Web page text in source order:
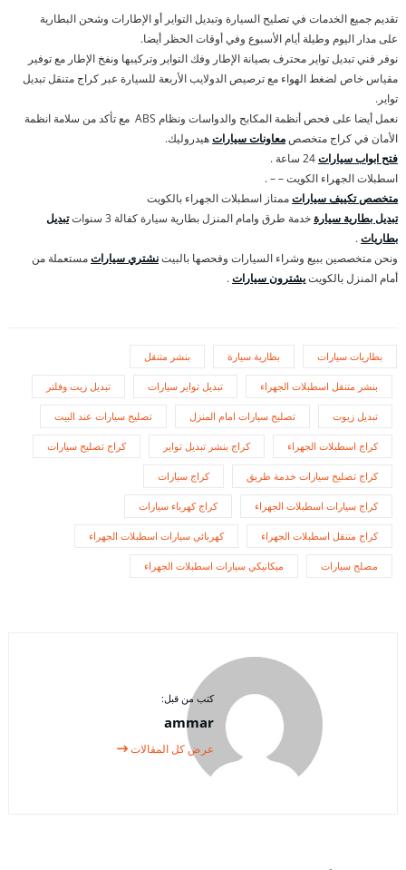
تقديم جميع الخدمات في تصليح السيارة وتبديل التواير أو الإطارات وشحن البطارية
على مدار اليوم وطيلة أيام الأسبوع وفي أوقات الحظر أيضا.
نوفر فني تبديل تواير محترف بصيانة الإطار وفك التواير وتركيبها ونفخ الإطار مع توفير
مقياس خاص لضغط الهواء مع ترصيص الدولايب الأربعة للسيارة عبر كراج متنقل تبديل
تواير.
نعمل أيضا على فحص أنظمة المكابح والدواسات ونظام ABS مع تأكد من سلامة انظمة
الأمان في كراج متخصصمعاونات سياراتهيدروليك.
فتح ابواب سيارات
اسطبلات الجهراء الكويت – – .
متخصص تكييف سياراتممتاز اسطبلات الجهراء بالكويت
تبديل بطارية سيارةخدمة طرق وامام المنزل بطارية سيارة كفالة 3 سنوات
تبديل
بطاريات.
ونحن متخصصين ببيع وشراء السيارات وفحصها بالبيتنشتري سياراتمستعملة من
أمام المنزل بالكويتيشترون سيارات.
بطاريات سيارات بطارية سيارة بنشر متنقل
بنشر متنقل اسطبلات الجهراء تبديل تواير سيارات تبديل زيت وفلتر
تبديل زيوت تصليح سيارات امام المنزل تصليح سيارات عند البيت
كراج اسطبلات الجهراء كراج بنشر تبديل تواير كراج تصليح سيارات
كراج تصليح سيارات خدمة طريق كراج سيارات
كراج سيارات اسطبلات الجهراء كراج كهرباء سيارات
كراج متنقل اسطبلات الجهراء كهربائي سيارات اسطبلات الجهراء
مصلح سيارات ميكانيكي سيارات اسطبلات الجهراء
كتب من قبل:
ammar
عرض كل المقالات